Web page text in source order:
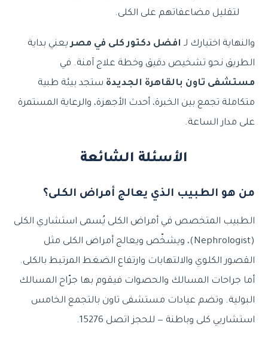
لتقليل مضاعفاتهم على الكلى.
والنهاية اختيارك لـ افضل دكتور كلى في مصريعني بداية
الطريق نحو تشخيص دقيق وخطة علاج آمنة. في
مستشفى تاون بالقاهرة الجديدة ستجد بيئة طبية
متكاملة تجمع بين الخبرة، أحدث الأجهزة، والرعاية المستمرة
على مدار الساعة.
الأسئلة الشائعة
من هو الطبيب الذي يعالج أمراض الكلى؟
الطبيب المتخصص في أمراض الكلى يُسمى استشاري الكلى
⁦(Nephrologist)⁩، ويشخّص ويعالج أمراض الكلى مثل
القصور الكلوي والالتهابات وارتفاع الضغط المرتبط بالكلى.
أما جراحات المسالك والحصوات فيقوم بها جرّاح المسالك
البولية. وتضم عيادات مستشفى تاون بالتجمع الخامس
استشاريي كلى وباطنة — للحجز اتصل 15276.